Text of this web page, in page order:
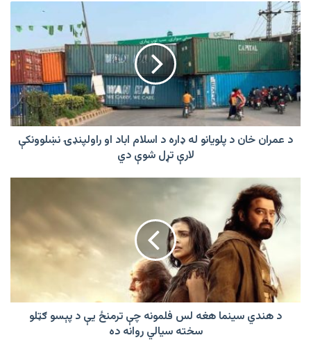
د
عمران
خان
د
پلويانو
له
ډاره
د
اسلام
اباد
نښلوونکې
شوې
د عمران خان د پلويانو له ډاره د اسلام اباد او راولپنډۍ نښلوونکې
لارې تړل شوې دي
هندي
سینما
هغه
ترمنځ
یې
د هندي سینما هغه لس فلمونه چې ترمنځ یې د پېسو ګټلو
سخته سیالي روانه ده